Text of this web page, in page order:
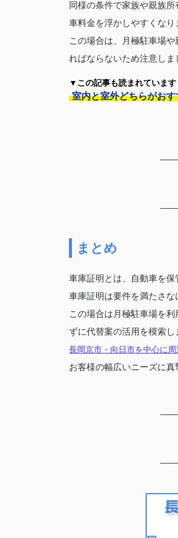
同様の条件で家族や親族
車料金を浮かしやすくなり
この場合は、月極駐車場
ればならないため注意しま
▼この記事も読まれています
室内と室外どちらがお
まとめ
車庫証明とは、自動車を保
車庫証明は要件を満たさな
この場合は月極駐車場を
ずに代替案の活用を模索し
長岡京市・向日市を中心に
お客様の幅広いニーズに